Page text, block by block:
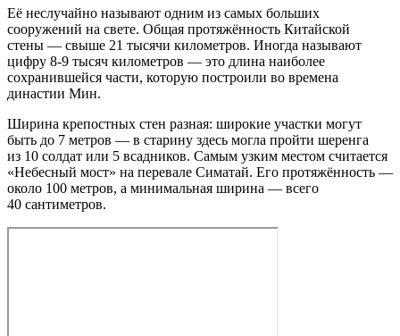
Её неслучайно называют одним из самых больших
сооружений на свете. Общая протяжённость Китайской
стены — свыше 21 тысячи километров. Иногда называют
цифру 8-9 тысяч километров — это длина наиболее
сохранившейся части, которую построили во времена
династии Мин.
Ширина крепостных стен разная: широкие участки могут
быть до 7 метров — в старину здесь могла пройти шеренга
из 10 солдат или 5 всадников. Самым узким местом считается
«Небесный мост» на перевале Симатай. Его протяжённость —
около 100 метров, а минимальная ширина — всего
40 сантиметров.